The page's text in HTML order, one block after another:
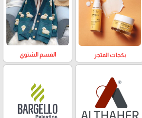
بكجات المتجر القسم الشتوي